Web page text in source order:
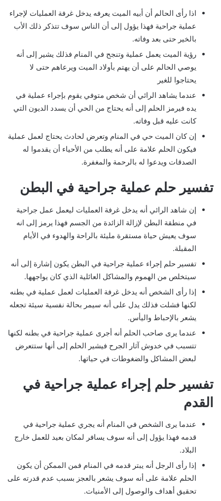
اذا رأى الحالم أن أبيه الميت يعرفه يدخل غرفة العمليات لإجراء
عملية جراحية فهذا يؤول إلى أن الناس سوف تتذكر ذلك الأب
بالخير حتى بعد وفاته.
رؤية الميت يعمل عملية وتنجح في المنام فذلك يشير إلى أنه
يوصي الحالم على أن يهتم بأولاد الميت ويرعاهم حتى لا
يحتاجوا للغير
عندما يشاهد الرائي أن شخص متوفي يقوم بإجراء عملية في
يده فيرمز الحلم إلى أنه يحتاج من الحي أن يسدد الديون التي
كانت عليه قبل وفاته.
إن كان الميت حي في المنام وتعرض لحادث يحتاج لعمل عملية
فيكون الحلم علامة على أنه يطلب من الأحياء أن يقدموا له
الصدقات ويدعوا له بالرحمة والمغفرة.
تفسير حلم عملية جراحية في البطن
إن شاهد الرائي أنه يدخل غرفة العمليات ليعمل عمل جراحية
في منطقة البطن لإزالة الزائدة من الجسم فهذا يرمز إلى انه
سوف يعيش حياة مستقرة مليئة بالراحة والهدوء في الأيام
المقبلة.
تفسير حلم إجراء عملية جراحية في البطن يكون إشارة إلى أنه
سيتخلص من الهموم والمشاكل العائلية الذي كان يواجهها.
إذا رأى الشخص أنه يدخل غرفة العمليات لعمل عملية في بطنه
لكنها فشلت فذلك يدل على أنه سيمر بحالة نفسية سيئة تجعله
يشعر بالإحباط واليأس.
عندما يرى صاحب الحلم أنه أجرى عملية جراحية في بطنه لكنها
تتسبب في خدوش آثار الجرح فيشير الحلم إلى أنها ستتعرض
لبعض المشاكل والضغوطات في حياتها.
تفسير حلم إجراء عملية جراحية في
القدم
عندما يرى الشخص في المنام أنه يجري عملية جراحية في
قدمه فهذا يؤول إلى أنه سوف يسافر لمكان بعيد للعمل خارج
البلاد.
إذا رأى الرجل أنه يبتر قدمه في المنام فمن الممكن أن يكون
الحلم علامة على أنه سوف يشعر بالعجز بسبب عدم قدرته على
تحقيق أهداف والوصول إلى الأمنيات.